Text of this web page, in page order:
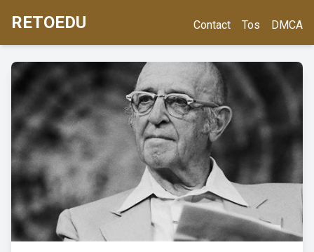
RETOEDU Contact Tos DMCA